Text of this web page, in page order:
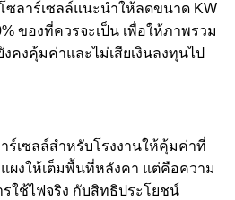
ลาร์เซลล์แนะนำให้ลดขนาด KW
ของที่ควรจะเป็น เพื่อให้ภาพรวม
งคงคุ้มค่าและไม่เสียเงินลงทุนไป
ร์เซลล์สำหรับโรงงานให้คุ้มค่าที่
ผงให้เต็มพื้นที่หลังคา แต่คือความ
ใช้ไฟจริง กับสิทธิประโยชน์